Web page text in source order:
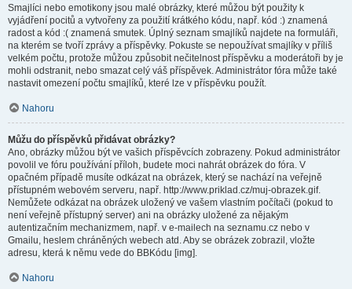
Smajlíci nebo emotikony jsou malé obrázky, které můžou být použity k
vyjádření pocitů a vytvořeny za použití krátkého kódu, např. kód :) znamená
radost a kód :( znamená smutek. Úplný seznam smajlíků najdete na formuláři,
na kterém se tvoří zprávy a příspěvky. Pokuste se nepoužívat smajlíky v příliš
velkém počtu, protože můžou způsobit nečitelnost příspěvku a moderátoři by je
mohli odstranit, nebo smazat celý váš příspěvek. Administrátor fóra může také
nastavit omezení počtu smajlíků, které lze v příspěvku použít.
Nahoru
Můžu do příspěvků přidávat obrázky?
Ano, obrázky můžou být ve vašich příspěvcích zobrazeny. Pokud administrátor
povolil ve fóru používání příloh, budete moci nahrát obrázek do fóra. V
opačném případě musíte odkázat na obrázek, který se nachází na veřejně
přístupném webovém serveru, např. http://www.priklad.cz/muj-obrazek.gif.
Nemůžete odkázat na obrázek uložený ve vašem vlastním počítači (pokud to
není veřejně přístupný server) ani na obrázky uložené za nějakým
autentizačním mechanizmem, např. v e-mailech na seznamu.cz nebo v
Gmailu, heslem chráněných webech atd. Aby se obrázek zobrazil, vložte
adresu, která k němu vede do BBKódu [img].
Nahoru